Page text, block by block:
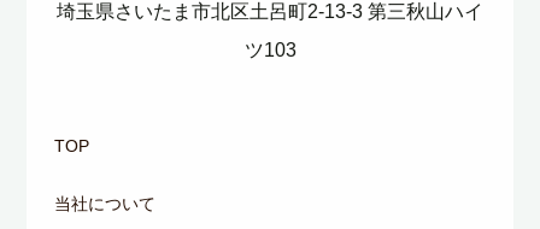
埼玉県さいたま市北区土呂町2-13-3 第三秋山ハイ
ツ103
TOP
当社について